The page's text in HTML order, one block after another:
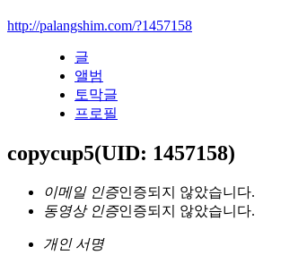
http://palangshim.com/?1457158
글
앨범
토막글
프로필
copycup5(UID: 1457158)
이메일 인증인증되지 않았습니다.
동영상 인증인증되지 않았습니다.
개인 서명